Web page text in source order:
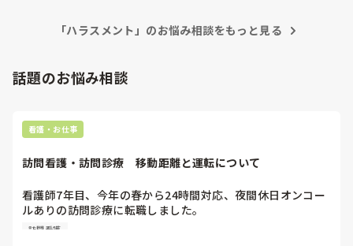
せん。慢性的な人手不足な病棟。そんな中、10-1月までに産
が、知っています。）
しかもリーダーできる人ばかりが抜けることになります。
て、益々精神的に追い詰められました。
私もリーダーする1人なので勤務が本当に組めない心配、
でも私もこの状況で3末まで働ける自信がありません。
休みたいために12月末退職を希望しています。
子どもがまだ保育園児なので退園にならない程度で求職活動
する期間も必要だからです。（現在のいっぱいいっぱいの生
しました。
「ハラスメント」のお悩み相談をもっと見る
話題のお悩み相談
看護・お仕事
訪問看護・訪問診療　移動距離と運転について
看護師7年目、今年の春から24時間対応、夜間休日オンコー
ルありの訪問診療に転職しました。
元々就活の際にはエリアは片道30分程度と聞いておりここま
訪問看護